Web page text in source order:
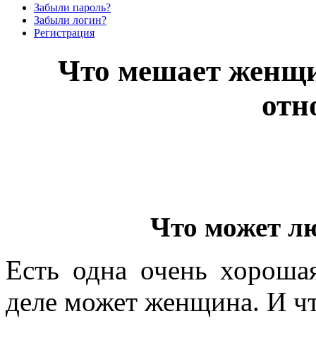
Забыли пароль?
Забыли логин?
Регистрация
Что мешает
Что может
Есть одна очень
деле может женщина. И